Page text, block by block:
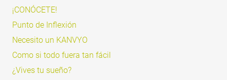
¡CONÓCETE!
Punto de Inflexión
Necesito un KANVYO
Como si todo fuera tan fácil
¿Vives tu sueño?